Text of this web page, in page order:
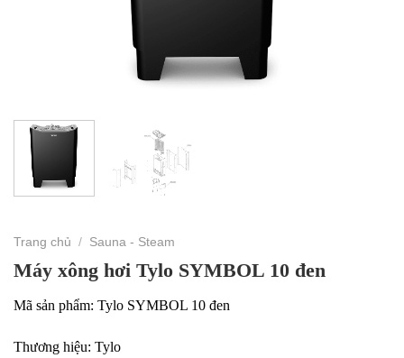
Trang chủ / Sauna - Steam
Máy xông hơi Tylo SYMBOL 10 đen
Mã sản phẩm: Tylo SYMBOL 10 đen
Thương hiệu: Tylo